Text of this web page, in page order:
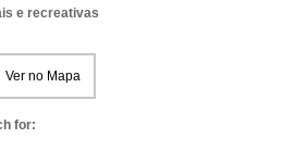
e recreativas
Ver no Mapa
for: